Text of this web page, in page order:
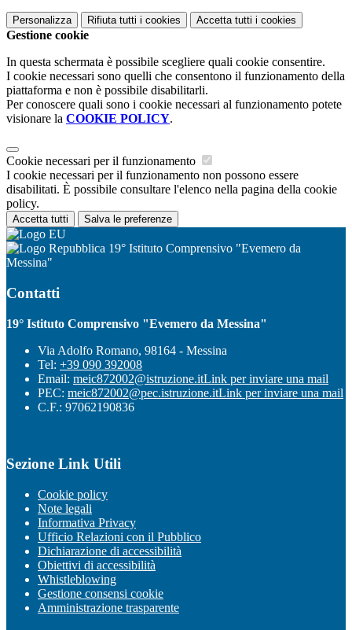
Personalizza Rifiuta tutti i cookies Accetta tutti i cookies
Gestione cookie
In questa schermata è possibile scegliere quali cookie consentire.
I cookie necessari sono quelli che consentono il funzionamento della
piattaforma e non è possibile disabilitarli.
Per conoscere quali sono i cookie necessari al funzionamento potete
visionare la COOKIE POLICY.
Cookie necessari per il funzionamento
I cookie necessari per il funzionamento non possono essere
disabilitati. È possibile consultare l'elenco nella pagina della cookie
policy.
Accetta tutti Salva le preferenze
19° Istituto Comprensivo "Evemero da
Messina"
Contatti
19° Istituto Comprensivo "Evemero da Messina"
Via Adolfo Romano, 98164 - Messina
Tel: +39 090 392008
Email: meic872002@istruzione.itLink per inviare una mail
PEC: meic872002@pec.istruzione.itLink per inviare una mail
C.F.: 97062190836
Sezione Link Utili
Cookie policy
Note legali
Informativa Privacy
Ufficio Relazioni con il Pubblico
Dichiarazione di accessibilità
Obiettivi di accessibilità
Whistleblowing
Gestione consensi cookie
Amministrazione trasparente